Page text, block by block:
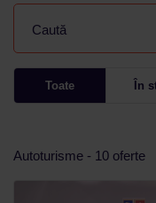
Caută
Toate În
Autoturisme - 10 oferte